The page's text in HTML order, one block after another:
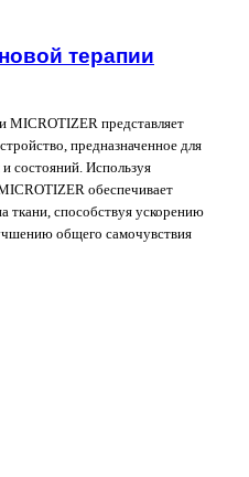
терапии
MICROTIZER представляет
предназначенное для
состояний. Используя
обеспечивает
ткани, способствуя ускорению
общего самочувствия